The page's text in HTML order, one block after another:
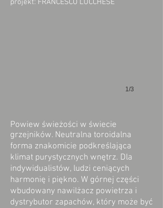
projekt: FRANCESCO LUCCHESE
1/3
Powiew świeżości w świecie
grzejników. Neutralna toroidalna
forma znakomicie podkreślająca
klimat purystycznych wnętrz. Dla
indywidualistów, ludzi ceniących
harmonię i piękno. W górnej części
wbudowany nawilżacz powietrza i
dystrybutor zapachów, który może być